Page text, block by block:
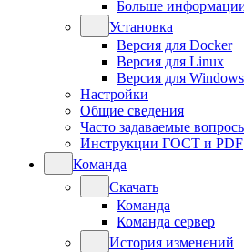
Больше
Установка
Версия для Docker
Версия для Linux
Версия для Windows
Настройки
Общие сведения
Часто задаваемые
Инструкции ГОСТ и PDF
Команда
Скачать
Команда
Команда сервер
История изменений